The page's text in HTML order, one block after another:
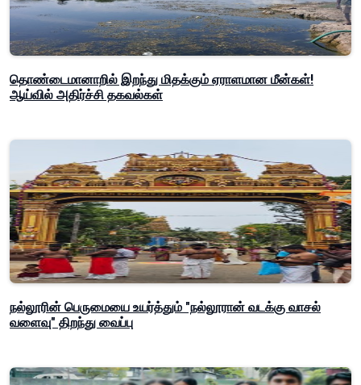
தொண்டைமானாறில் இறந்து மிதக்கும் ஏராளமான மீன்கள்!
ஆய்வில் அதிர்ச்சி தகவல்கள்
நல்லூரின் பெருமையை உயர்த்தும் "நல்லூரான் வடக்கு வாசல்
வளைவு" திறந்து வைப்பு